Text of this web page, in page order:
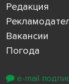
Редакция
Вакансии
Погода
e-mail